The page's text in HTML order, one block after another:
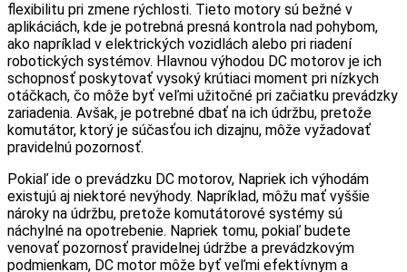
flexibilitu pri zmene rýchlosti. Tieto motory sú bežné v
aplikáciách, kde je potrebná presná kontrola nad pohybom,
ako napríklad v elektrických vozidlách alebo pri riadení
robotických systémov. Hlavnou výhodou DC motorov je ich
schopnosť poskytovať vysoký krútiaci moment pri nízkych
otáčkach, čo môže byť veľmi užitočné pri začiatku prevádzky
zariadenia. Avšak, je potrebné dbať na ich údržbu, pretože
komutátor, ktorý je súčasťou ich dizajnu, môže vyžadovať
pravidelnú pozornosť.
Pokiaľ ide o prevádzku DC motorov, Napriek ich výhodám
existujú aj niektoré nevýhody. Napríklad, môžu mať vyššie
nároky na údržbu, pretože komutátorové systémy sú
náchylné na opotrebenie. Napriek tomu, pokiaľ budete
venovať pozornosť pravidelnej údržbe a prevádzkovým
podmienkam, DC motor môže byť veľmi efektívnym a